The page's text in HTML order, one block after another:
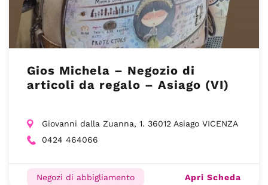
Gios Michela – Negozio di
articoli da regalo – Asiago (VI)
Giovanni dalla Zuanna, 1. 36012 Asiago VICENZA
0424 464066
Negozi di abbigliamento Apri Scheda